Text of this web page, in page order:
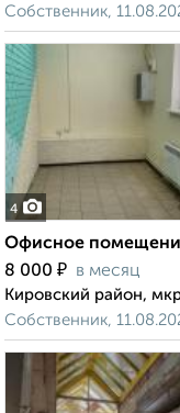
Собственник,
4
Офисное
8 000 ₽ в месяц
Кировский район,
Собственник,